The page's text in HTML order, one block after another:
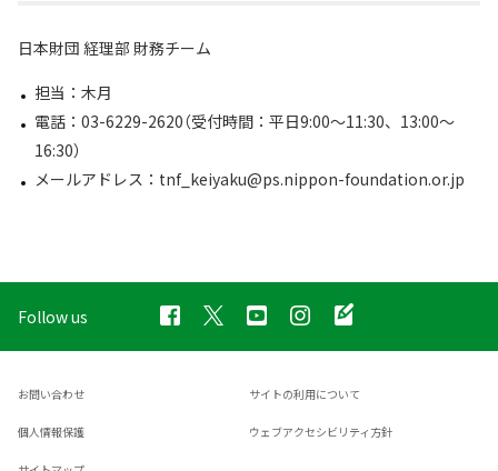
日本財団 経理部 財務チーム
担当：木月
電話：03-6229-2620（受付時間：平日9:00～11:30、13:00～
16:30）
メールアドレス：tnf_keiyaku@ps.nippon-foundation.or.jp
Follow us
お問い合わせ サイトの利用について
個人情報保護 ウェブアクセシビリティ方針